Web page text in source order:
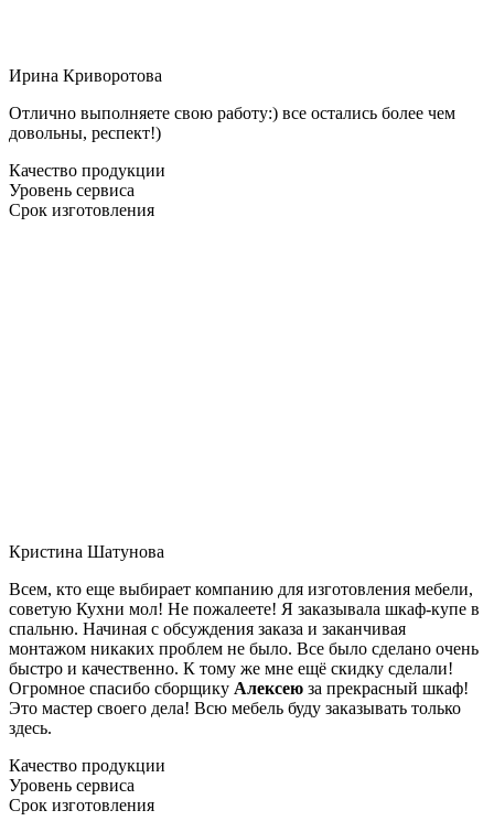
Ирина Криворотова
Отлично выполняете свою работу:) все остались более чем
довольны, респект!)
Качество продукции
Уровень сервиса
Срок изготовления
Кристина Шатунова
Всем, кто еще выбирает компанию для изготовления мебели,
советую Кухни мол! Не пожалеете! Я заказывала шкаф-купе в
спальню. Начиная с обсуждения заказа и заканчивая
монтажом никаких проблем не было. Все было сделано очень
быстро и качественно. К тому же мне ещё скидку сделали!
Огромное спасибо сборщику Алексею за прекрасный шкаф!
Это мастер своего дела! Всю мебель буду заказывать только
здесь.
Качество продукции
Уровень сервиса
Срок изготовления